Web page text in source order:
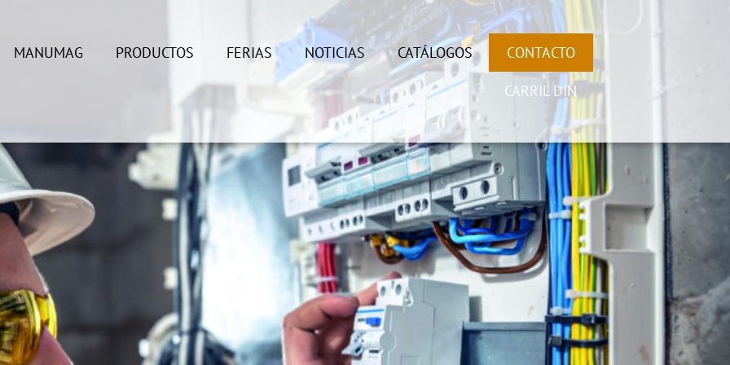
MANUMAG PRODUCTOS FERIAS NOTICIAS CATÁLOGOS CONTACTO
CARRIL DIN